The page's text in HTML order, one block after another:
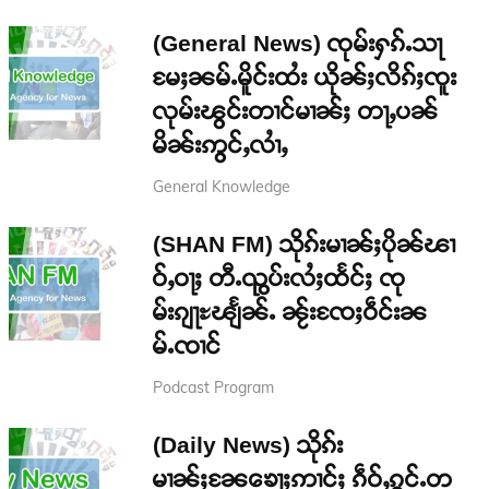
(General News) ၸုမ်းႁၵ်ႉသႃ
မႄႈၼမ်ႉမိူင်းထႆး ယိုၼ်ႈလိၵ်ႈၸူး
လုမ်းၽွင်းတၢင်မၢၼ်ႈ တႃႇပၼ်
မိၼ်းဢွင်ႇလၢႆႇ
General Knowledge
(SHAN FM) သိုၵ်းမၢၼ်ႈပိုၼ်ၽၢ
ဝ်ႇဝႃႈ တီႉၺွပ်းလႆႈထႅင်ႈ ၸု
မ်းၵျႃႊၽျႅၼ်ႉ ၼႂ်းၸႄႈဝဵင်းၼ
မ်ႉၸၢင်
Podcast Program
(Daily News) သိုၵ်း
မၢၼ်ႈၼႄၶေႃႈဢၢင်ႈ ၵဵဝ်ႇၵွင်ႉတ